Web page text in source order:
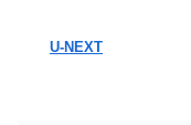
U-NEXT